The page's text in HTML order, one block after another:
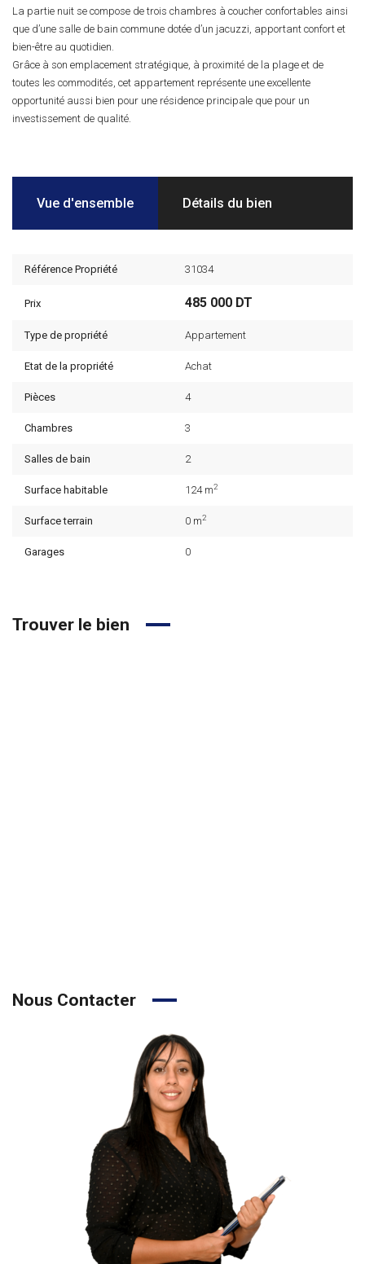
La partie nuit se compose de trois chambres à coucher confortables ainsi
que d’une salle de bain commune dotée d’un jacuzzi, apportant confort et
bien-être au quotidien.
Grâce à son emplacement stratégique, à proximité de la plage et de
toutes les commodités, cet appartement représente une excellente
opportunité aussi bien pour une résidence principale que pour un
investissement de qualité.
Vue d'ensemble Détails du bien
Référence Propriété 31034
Prix 485 000 DT
Type de propriété Appartement
Etat de la propriété Achat
Pièces 4
Chambres 3
Salles de bain 2
Surface habitable 124 m2
Surface terrain 0 m2
Garages 0
Trouver le bien
Nous Contacter